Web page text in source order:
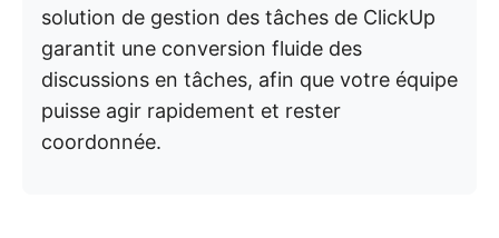
solution de gestion des tâches de ClickUp
garantit une conversion fluide des
discussions en tâches, afin que votre équipe
puisse agir rapidement et rester
coordonnée.